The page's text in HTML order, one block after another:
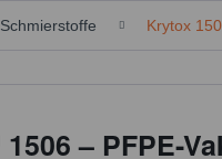
Krytox
– PFPE-